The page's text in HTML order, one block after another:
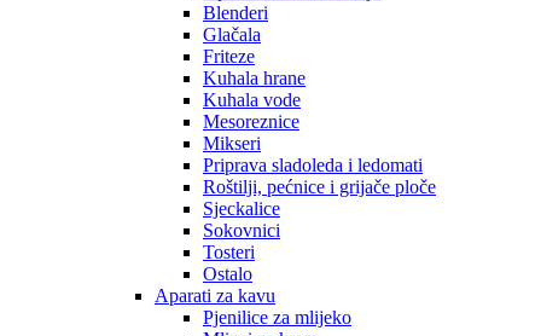
Blenderi
Glačala
Friteze
Kuhala hrane
Kuhala vode
Mesoreznice
Mikseri
Priprava sladoleda i ledomati
Roštilji, pećnice i grijače ploče
Sjeckalice
Sokovnici
Tosteri
Ostalo
Aparati za kavu
Pjenilice za mlijeko